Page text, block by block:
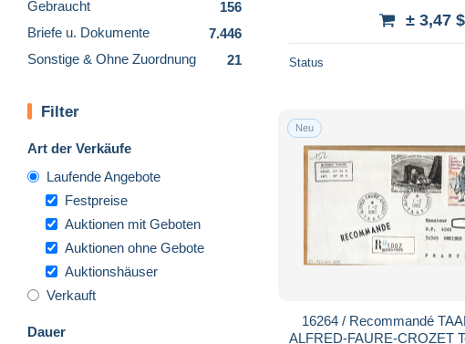
Gebraucht
156
Briefe u. Dokumente
7.446
Sonstige & Ohne Zuordnung
21
Filter
Art der Verkäufe
Laufende Angebote
Festpreise
Auktionen mit Geboten
Auktionen ohne Gebote
Auktionshäuser
Verkauft
Dauer
± 3,47 $
Status
Neu
16264 / Recommandé
ALFRED-FAURE-CROZET